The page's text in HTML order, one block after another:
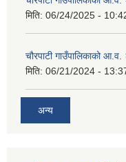
मिति: 06/24/2025 -
चौरपाटी गाउँपालिकाको
मिति: 06/21/2024 -
अन्य